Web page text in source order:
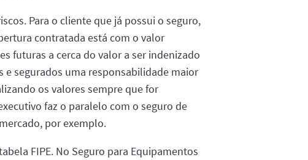
Para o cliente que já possui o seguro,
contratada está com o valor
futuras a cerca do valor a ser indenizado
segurados uma responsabilidade maior
os valores sempre que for
faz o paralelo com o seguro de
por exemplo.
FIPE. No Seguro para Equipamentos